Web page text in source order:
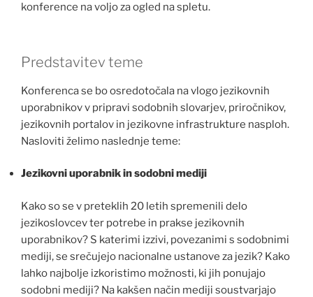
konference na voljo za ogled na spletu.
Predstavitev teme
Konferenca se bo osredotočala na vlogo jezikovnih
uporabnikov v pripravi sodobnih slovarjev, priročnikov,
jezikovnih portalov in jezikovne infrastrukture nasploh.
Nasloviti želimo naslednje teme:
Jezikovni uporabnik in sodobni mediji
Kako so se v preteklih 20 letih spremenili delo
jezikoslovcev ter potrebe in prakse jezikovnih
uporabnikov? S katerimi izzivi, povezanimi s sodobnimi
mediji, se srečujejo nacionalne ustanove za jezik? Kako
lahko najbolje izkoristimo možnosti, ki jih ponujajo
sodobni mediji? Na kakšen način mediji soustvarjajo